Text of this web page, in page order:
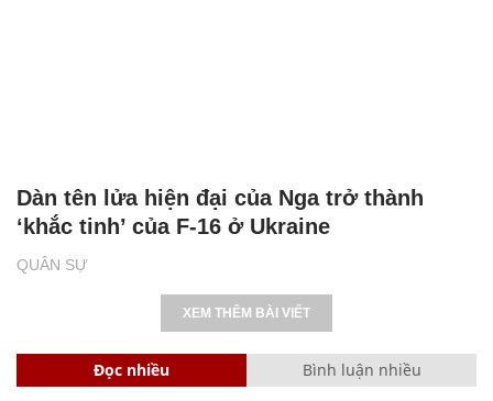
QUÂN SỰ
Dàn tên lửa hiện đại của Nga trở thành
‘khắc tinh’ của F-16 ở Ukraine
XEM THÊM BÀI VIẾT
Đọc nhiều Bình luận nhiều